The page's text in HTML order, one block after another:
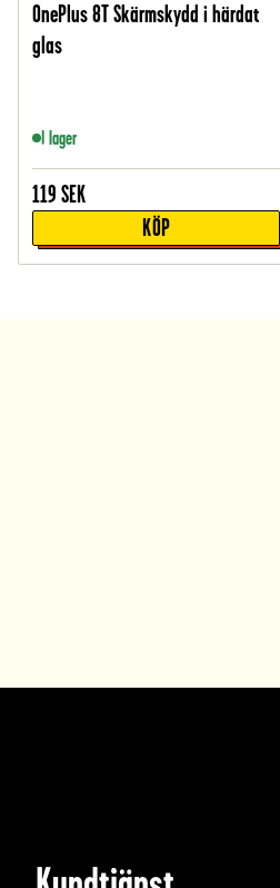
OnePlus 8T Skärmskydd i härdat
glas
I lager
119 SEK
KÖP